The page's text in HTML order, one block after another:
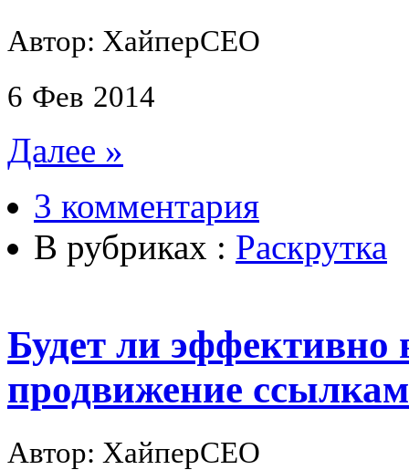
Автор: ХайперСЕО
6 Фев 2014
Далее »
3 комментария
В рубриках : Раскрутка
Будет ли эффективно
продвижение
Автор: ХайперСЕО